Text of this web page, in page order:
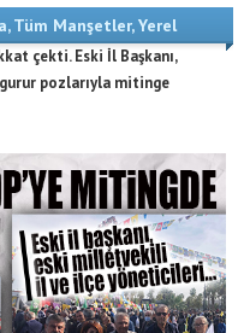
,Tüm Manşetler,Yerel
çekti. Eski İl Başkanı,
pozlarıyla mitinge